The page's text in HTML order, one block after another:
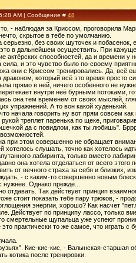
AM | Сообщение # 48
- наблюдая за Криссом, проговорила
скрытое в тебе по умолчанию.
серьезно, без своих шуточек и
в дальнейшем осуществить. При
актёрских способностей, да и времени у
и это чувство было по-своему
они с Криссом тренировались. Да, всё
который всё это время просто
прямо в ней, ничего особенного не
внутри неё бурными потоками,
она тем временем от своих мыслей,
упражнений. А то вон какой худенький.
начала говорить ну вот прям совсем
треплет паренька по щеке,
да с повидлом, как ты любишь".
при этом совершенно не обращает
хотелось слушать, точно как хотелось
лабиринта, только вместо
она хотела отделаться от всего
от вечного страха за себя и близких,
- с каким-то совершенно новым
нужнее. Однако прежде...
отдавать. Так действует принцип
стоит показать тебе пару трюков, -
энергии, хорошо? Как насчет
Действует по принципу лассо, только
смертельные щупальца уже успеют
практически то же самое, что играть
Кис-кис-кис, - Валынская-старшая
котика после тренировки.